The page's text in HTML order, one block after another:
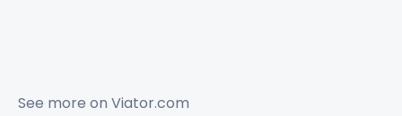
See more on Viator.com